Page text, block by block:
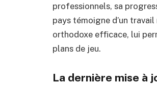
professionnels, sa
pays témoigne d’un
orthodoxe efficace, lui
plans de jeu.
La dernière mise à